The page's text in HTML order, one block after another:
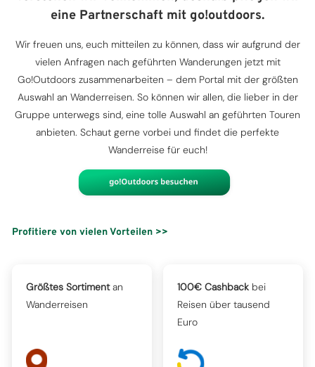
eine Partnerschaft mit go!outdoors.
Wir freuen uns, euch mitteilen zu können, dass wir aufgrund der
vielen Anfragen nach geführten Wanderungen jetzt mit
Go!Outdoors zusammenarbeiten – dem Portal mit der größten
Auswahl an Wanderreisen. So können wir allen, die lieber in der
Gruppe unterwegs sind, eine tolle Auswahl an geführten Touren
anbieten. Schaut gerne vorbei und findet die perfekte
Wanderreise für euch!
Profitiere von vielen Vorteilen >>
Größtes Sortimentan
Wanderreisen
100€ Cashback bei
Reisen über tausend
Euro